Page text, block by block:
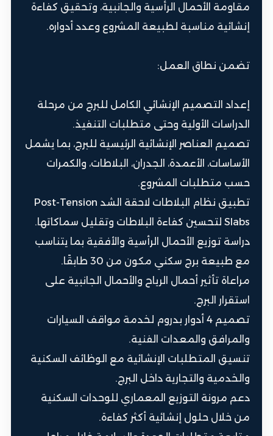
مقاومة الأحمال الرأسية والجانبية، وتحقيق كفاءة
إنشائية مناسبة لطبيعة المشروع وعدد أدواره.
تضمن نطاق العمل:
إعداد التصميم الإنشائي الكامل للبرج من مرحلة
الدراسات الأولية وحتى متطلبات التنفيذ.
تصميم العناصر الإنشائية الرئيسية للبرج، بما يشمل
الأساسات، الأعمدة، الجدران، البلاطات، والكمرات
حسب متطلبات المشروع.
تطبيق نظام البلاطات لاحقة الشد Post-Tension
Slabs لتحسين كفاءة البلاطات وتقليل سماكاتها.
دراسة توزيع الأحمال الرأسية والأفقية بما يتناسب
مع طبيعة برج سكني مكون من 30 طابقًا.
مراعاة تأثير أحمال الرياح والأحمال الجانبية على
استقرار البرج.
تصميم 4 أدوار بدروم لخدمة مواقف السيارات
والمرافق والمعدات الفنية.
تنسيق المتطلبات الإنشائية مع الوظائف السكنية
والخدمية والتجارية داخل البرج.
دعم مرونة التوزيع المعماري للوحدات السكنية
من خلال حلول إنشائية أكثر كفاءة.